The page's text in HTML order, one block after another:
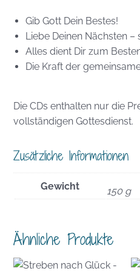
Gib Gott Dein Bestes!
Liebe Deinen Nächsten –
Alles dient Dir zum
Die Kraft der
Die CDs enthalten nur die
vollständigen Gottesdienst.
Zusätzliche Informationen
Gewicht 150 g
Ähnliche Produkte